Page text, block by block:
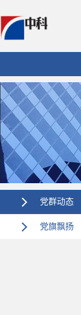
党群动态
党旗飘扬